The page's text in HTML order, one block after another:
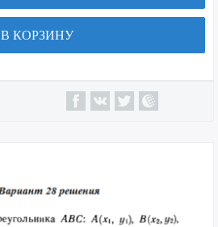
В КОРЗИНУ